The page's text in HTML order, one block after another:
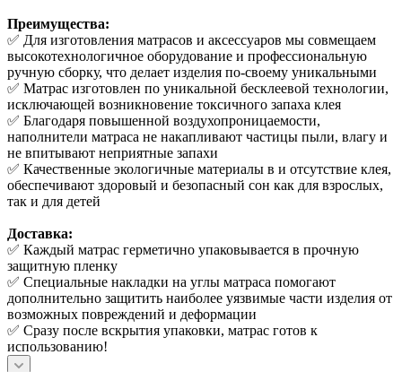
Преимущества:
✅ Для изготовления матрасов и аксессуаров мы совмещаем
высокотехнологичное оборудование и профессиональную
ручную сборку, что делает изделия по-своему уникальными
✅ Матрас изготовлен по уникальной бесклеевой технологии,
исключающей возникновение токсичного запаха клея
✅ Благодаря повышенной воздухопроницаемости,
наполнители матраса не накапливают частицы пыли, влагу и
не впитывают неприятные запахи
✅ Качественные экологичные материалы в и отсутствие клея,
обеспечивают здоровый и безопасный сон как для взрослых,
так и для детей
Доставка:
✅ Каждый матрас герметично упаковывается в прочную
защитную пленку
✅ Специальные накладки на углы матраса помогают
дополнительно защитить наиболее уязвимые части изделия от
возможных повреждений и деформации
✅ Сразу после вскрытия упаковки, матрас готов к
использованию!